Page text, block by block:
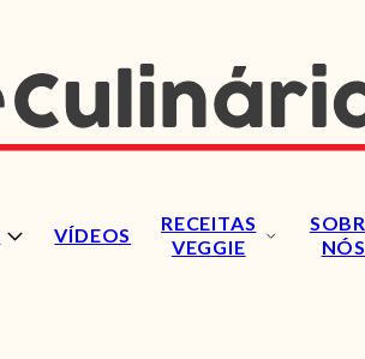
VÍDEOS
RECEITAS
VEGGIE
NÓS